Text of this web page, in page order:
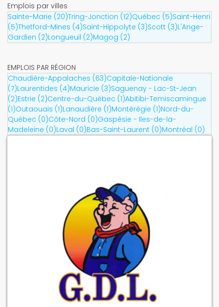
Emplois par villes
Sainte-Marie (20)Tring-Jonction (12)Québec (5)Saint-Henri
(5)Thetford-Mines (4)Saint-Hippolyte (3)Scott (3)L'Ange-
Gardien (2)Longueuil (2)Magog (2)
EMPLOIS PAR RÉGION
Chaudière-Appalaches (63)Capitale-Nationale
(7)Laurentides (4)Mauricie (3)Saguenay - Lac-St-Jean
(2)Estrie (2)Centre-du-Québec (1)Abitibi-Temiscamingue
(1)Outaouais (1)Lanaudière (1)Montérégie (1)Nord-du-
Québec (0)Côte-Nord (0)Gaspésie - Iles-de-la-
Madeleine (0)Laval (0)Bas-Saint-Laurent (0)Montréal (0)